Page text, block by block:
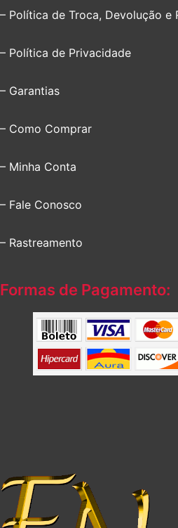
– Política de Troca, Devolução e
– Política de Privacidade
– Garantias
– Como Comprar
– Minha Conta
– Fale Conosco
– Rastreamento
Formas de Pagamento: